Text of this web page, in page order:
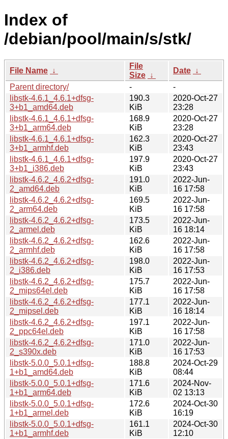
Index of
/debian/pool/main/s/stk/
File Name ↓
File
Size ↓
Date ↓
Parent directory/
-
-
libstk-4.6.1_4.6.1+dfsg-
3+b1_amd64.deb
190.3
KiB
2020-Oct-27
23:28
libstk-4.6.1_4.6.1+dfsg-
3+b1_arm64.deb
168.9
KiB
2020-Oct-27
23:28
libstk-4.6.1_4.6.1+dfsg-
3+b1_armhf.deb
162.3
KiB
2020-Oct-27
23:43
libstk-4.6.1_4.6.1+dfsg-
3+b1_i386.deb
197.9
KiB
2020-Oct-27
23:43
libstk-4.6.2_4.6.2+dfsg-
2_amd64.deb
191.0
KiB
2022-Jun-
16 17:58
libstk-4.6.2_4.6.2+dfsg-
2_arm64.deb
169.5
KiB
2022-Jun-
16 17:58
libstk-4.6.2_4.6.2+dfsg-
2_armel.deb
173.5
KiB
2022-Jun-
16 18:14
libstk-4.6.2_4.6.2+dfsg-
2_armhf.deb
162.6
KiB
2022-Jun-
16 17:58
libstk-4.6.2_4.6.2+dfsg-
2_i386.deb
198.0
KiB
2022-Jun-
16 17:53
libstk-4.6.2_4.6.2+dfsg-
2_mips64el.deb
175.7
KiB
2022-Jun-
16 17:58
libstk-4.6.2_4.6.2+dfsg-
2_mipsel.deb
177.1
KiB
2022-Jun-
16 18:14
libstk-4.6.2_4.6.2+dfsg-
2_ppc64el.deb
197.1
KiB
2022-Jun-
16 17:58
libstk-4.6.2_4.6.2+dfsg-
2_s390x.deb
171.0
KiB
2022-Jun-
16 17:53
libstk-5.0.0_5.0.1+dfsg-
1+b1_amd64.deb
188.8
KiB
2024-Oct-29
08:44
libstk-5.0.0_5.0.1+dfsg-
1+b1_arm64.deb
171.6
KiB
2024-Nov-
02 13:13
libstk-5.0.0_5.0.1+dfsg-
1+b1_armel.deb
172.6
KiB
2024-Oct-30
16:19
libstk-5.0.0_5.0.1+dfsg-
1+b1_armhf.deb
161.1
KiB
2024-Oct-30
12:10